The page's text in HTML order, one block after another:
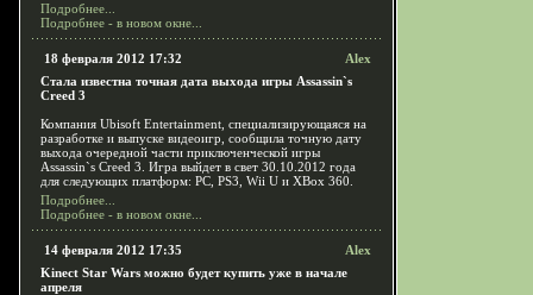
Подробнее...
Подробнее - в новом окне...
18 февраля 2012 17:32
Alex
Стала известна точная дата выхода игры Assassin`s
Creed 3
Компания Ubisoft Entertainment, специализирующаяся на
разработке и выпуске видеоигр, сообщила точную дату
выхода очередной части приключенческой игры
Assassin`s Creed 3. Игра выйдет в свет 30.10.2012 года
для следующих платформ: PC, PS3, Wii U и XBox 360.
Подробнее...
Подробнее - в новом окне...
14 февраля 2012 17:35
Alex
Kinect Star Wars можно будет купить уже в начале
апреля